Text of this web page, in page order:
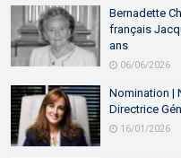
Bernadette
français
ans
06/06/2026
Nomination |
Directrice
16/01/2026